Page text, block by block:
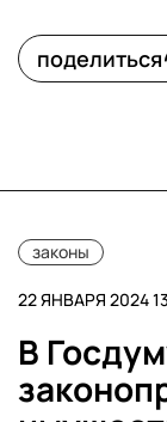
поделиться
законы
22 ЯНВАРЯ 2024
В